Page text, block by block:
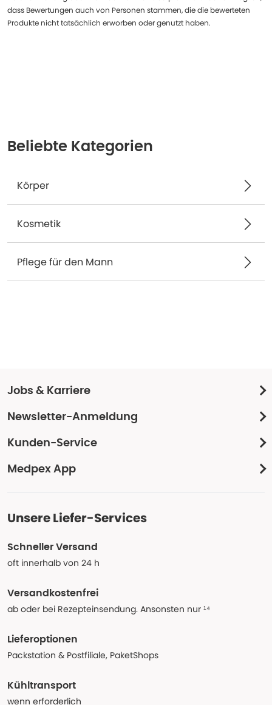
dass Bewertungen auch von Personen stammen, die die bewerteten
Produkte nicht tatsächlich erworben oder genutzt haben.
Beliebte Kategorien
Körper
Kosmetik
Pflege für den Mann
Jobs & Karriere
Newsletter-Anmeldung
Kunden-Service
Medpex App
Unsere Liefer-Services
Schneller Versand
oft innerhalb von 24 h
Versandkostenfrei
ab oder bei Rezepteinsendung. Ansonsten nur ¹⁴
Lieferoptionen
Packstation & Postfiliale, PaketShops
Kühltransport
wenn erforderlich